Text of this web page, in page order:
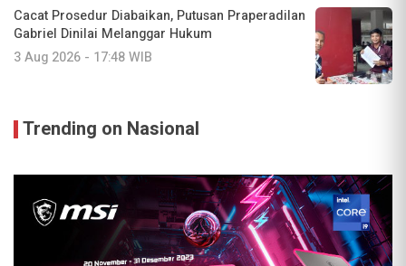
Cacat Prosedur Diabaikan, Putusan Praperadilan
Gabriel Dinilai Melanggar Hukum
3 Aug 2026 - 17:48 WIB
Trending on Nasional